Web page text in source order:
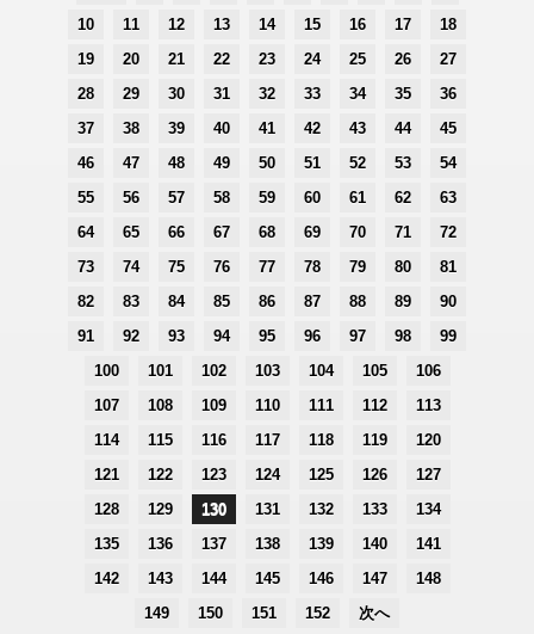
10
11 12 13 14 15 16 17
18
19
20 21 22 23 24 25 26
27
28
29 30 31 32 33 34 35
36
37
38 39 40 41 42 43 44
45
46
47 48 49 50 51 52 53
54
55
56 57 58 59 60 61 62
63
64
65 66 67 68 69 70 71
72
73
74 75 76 77 78 79 80
81
82
83 84 85 86 87 88 89
90
91
92 93 94 95 96 97 98
99
100
101 102 103 104 105
106
107
108 109 110 111 112
113
114
115 116 117 118 119
120
121
122 123 124 125 126
127
128
129 130 131 132 133
134
135
136 137 138 139 140
141
142
143 144 145 146 147
148
149
150 151 152 次へ